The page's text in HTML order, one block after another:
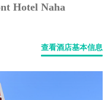
Hotel Naha
查看酒店基本信息